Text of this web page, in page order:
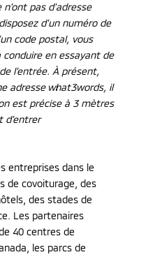
pas d’adresse
d’un numéro de
code postal, vous
conduire en essayant de
l’entrée. À présent,
adresse what3words, il
est précise à 3 mètres
entreprises dans le
de covoiturage, des
des stades de
Les partenaires
40 centres de
les parcs de